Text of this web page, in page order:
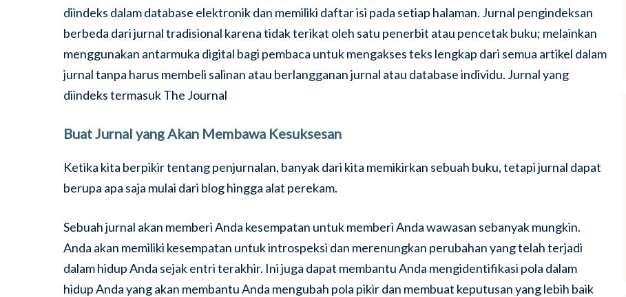
diindeks dalam database elektronik dan memiliki daftar isi pada setiap halaman. Jurnal pengindeksan
berbeda dari jurnal tradisional karena tidak terikat oleh satu penerbit atau pencetak buku; melainkan
menggunakan antarmuka digital bagi pembaca untuk mengakses teks lengkap dari semua artikel dalam
jurnal tanpa harus membeli salinan atau berlangganan jurnal atau database individu. Jurnal yang
diindeks termasuk The Journal
Buat Jurnal yang Akan Membawa Kesuksesan
Ketika kita berpikir tentang penjurnalan, banyak dari kita memikirkan sebuah buku, tetapi jurnal dapat
berupa apa saja mulai dari blog hingga alat perekam.
Sebuah jurnal akan memberi Anda kesempatan untuk memberi Anda wawasan sebanyak mungkin.
Anda akan memiliki kesempatan untuk introspeksi dan merenungkan perubahan yang telah terjadi
dalam hidup Anda sejak entri terakhir. Ini juga dapat membantu Anda mengidentifikasi pola dalam
hidup Anda yang akan membantu Anda mengubah pola pikir dan membuat keputusan yang lebih baik